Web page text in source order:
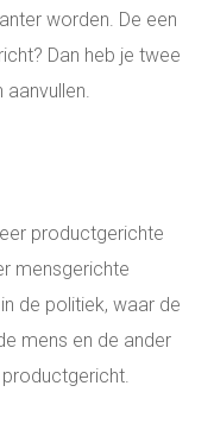
worden. De een
Dan heb je twee
aanvullen.
productgerichte
mensgerichte
de politiek, waar de
mens en de ander